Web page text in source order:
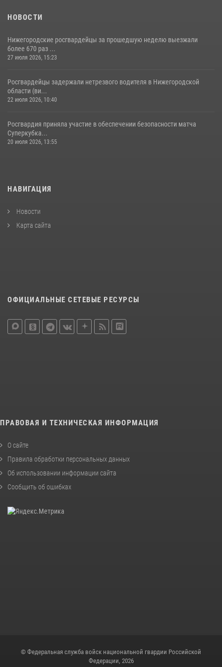
НОВОСТИ
Нижегородские росгвардейцы за прошедшую неделю выезжали
более 670 раз ...
27 июля 2026, 15:23
Росгвардейцы задержали нетрезвого водителя в Нижегородской
области (ви...
22 июля 2026, 10:40
Росгвардия приняла участие в обеспечении безопасности матча
Суперкубка...
20 июля 2026, 13:55
НАВИГАЦИЯ
Новости
Карта сайта
ОФИЦИАЛЬНЫЕ СЕТЕВЫЕ РЕСУРСЫ
ПРАВОВАЯ И ТЕХНИЧЕСКАЯ ИНФОРМАЦИЯ
О сайте
Правила обработки персональных данных
Об использовании информации сайта
Сообщить об ошибках
© Федеральная служба войск национальной гвардии Российской
Федерации, 2026